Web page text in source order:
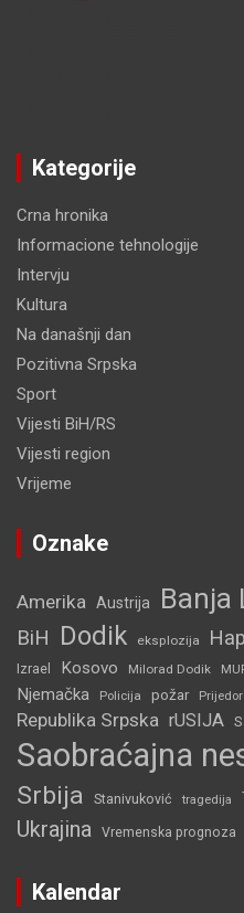
Kategorije
Crna hronika
Informacione tehnologije
Intervju
Kultura
Na današnji dan
Pozitivna Srpska
Sport
Vijesti BiH/RS
Vijesti region
Vrijeme
Oznake
Amerika Austrija Banja
BiH Dodik eksplozija
Izrael Kosovo Milorad Dodik
Njemačka Policija požar Prijedor
Republika Srpska rUSIJA
Saobraćajna
Srbija Stanivuković tragedija
Ukrajina Vremenska prognoza
Kalendar